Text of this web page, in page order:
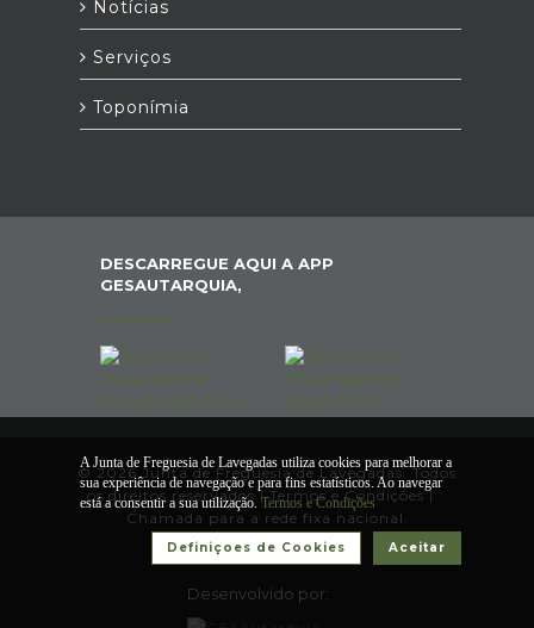
Notícias
Serviços
Toponímia
DESCARREGUE AQUI A APP
GESAUTARQUIA,
© 2026 Junta de Freguesia de Lavegadas. Todos
os direitos reservados |Termos e Condições|
Chamada para a rede fixa nacional.
Desenvolvido por:
A Junta de Freguesia de Lavegadas utiliza cookies para melhorar a
sua experiência de navegação e para fins estatísticos. Ao navegar
está a consentir a sua utilização. Termos e Condições
Aceitar
Definiçoes de Cookies